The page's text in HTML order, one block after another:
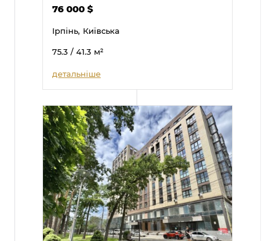
76 000$
Ірпінь, Київська
75.3 / 41.3 м²
детальніше